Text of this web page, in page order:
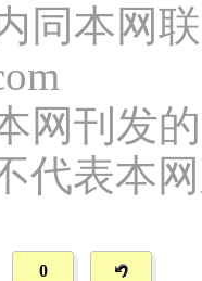
同本网
网刊发
代表本
0